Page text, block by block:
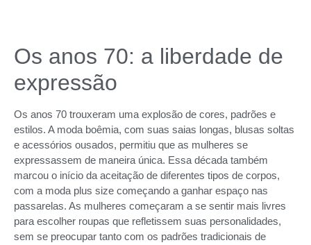
Os anos 70: a liberdade de
expressão
Os anos 70 trouxeram uma explosão de cores, padrões e
estilos. A moda boêmia, com suas saias longas, blusas soltas
e acessórios ousados, permitiu que as mulheres se
expressassem de maneira única. Essa década também
marcou o início da aceitação de diferentes tipos de corpos,
com a moda plus size começando a ganhar espaço nas
passarelas. As mulheres começaram a se sentir mais livres
para escolher roupas que refletissem suas personalidades,
sem se preocupar tanto com os padrões tradicionais de